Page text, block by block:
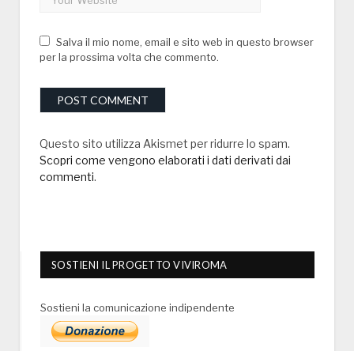
Salva il mio nome, email e sito web in questo browser
per la prossima volta che commento.
Questo sito utilizza Akismet per ridurre lo spam.
Scopri come vengono elaborati i dati derivati dai
commenti.
SOSTIENI IL PROGETTO VIVIROMA
Sostieni la comunicazione indipendente